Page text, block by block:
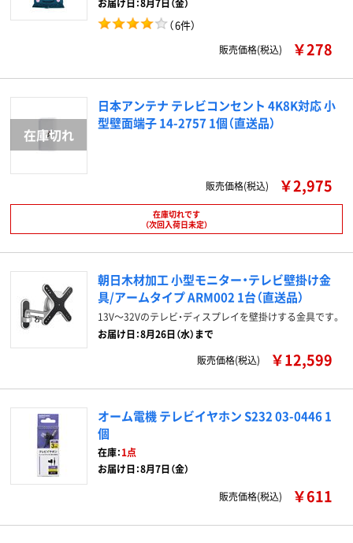
お届け日：8月7日（金）
（6件）
販売価格(税込) ￥278
日本アンテナ テレビコンセント 4K8K対応 小
型壁面端子 14-2757 1個（直送品）
販売価格(税込) ￥2,975
在庫切れです
（次回入荷日未定）
朝日木材加工 小型モニター・テレビ壁掛け金
具/アームタイプ ARM002 1台（直送品）
13V～32Vのテレビ・ディスプレイを壁掛けする金具です。
お届け日：8月26日（水）まで
販売価格(税込)
￥12,599
オーム電機 テレビイヤホン S232 03-0446 1
個
在庫：1点
お届け日：8月7日（金）
販売価格(税込) ￥611